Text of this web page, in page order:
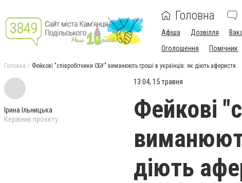
Головна
Афіша Дозвілля
Оголошення
Помічник
Головна Фейкові "співробітники СБУ" виманюють гроші в українців: як діють аферисти
Ірина Ільницька
Керівник проєкту
13:04, 15 травня
Фейкові
діють